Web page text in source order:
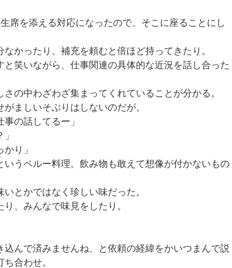
席を添える対応になったので、そこに座ることにし
なかったり、補充を頼むと倍ほど持ってきたり。
と笑いながら、仕事関連の具体的な近況を話し合った
さの中わざわざ集まってくれていることが分かる。
ましいそぶりはしないのだが。
事の話してるー」
かり」
いうペルー料理。飲み物も敢えて想像が付かないもの
いとかではなく珍しい味だった。
、みんなで味見をしたり。
込んで済みませんね、と依頼の経緯をかいつまんで説
合わせ。